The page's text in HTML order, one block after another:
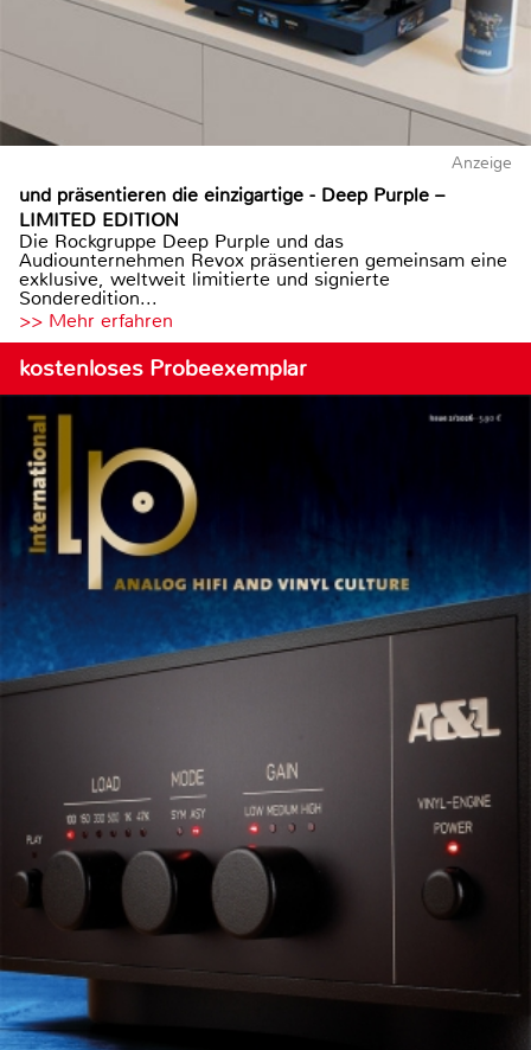
Anzeige
und präsentieren die einzigartige - Deep Purple –
LIMITED EDITION
Die Rockgruppe Deep Purple und das
Audiounternehmen Revox präsentieren gemeinsam eine
exklusive, weltweit limitierte und signierte
Sonderedition...
>> Mehr erfahren
kostenloses Probeexemplar